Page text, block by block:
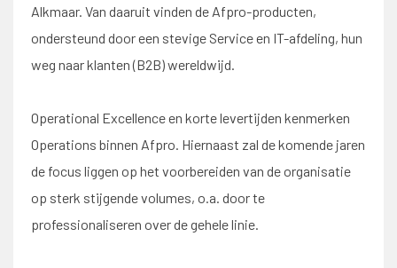
Alkmaar. Van daaruit vinden de Afpro-producten,
ondersteund door een stevige Service en IT-afdeling, hun
weg naar klanten (B2B) wereldwijd.
Operational Excellence en korte levertijden kenmerken
Operations binnen Afpro. Hiernaast zal de komende jaren
de focus liggen op het voorbereiden van de organisatie
op sterk stijgende volumes, o.a. door te
professionaliseren over de gehele linie.